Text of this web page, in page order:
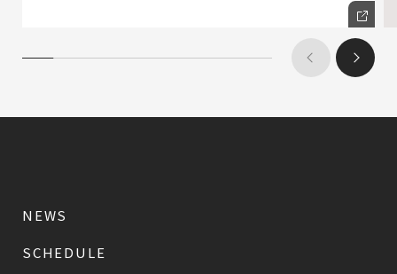
NEWS
SCHEDULE